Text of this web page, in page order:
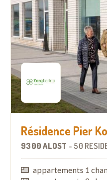
Résidence Pier
9300 ALOST - 50
appartements 1